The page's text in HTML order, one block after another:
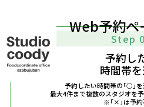
Web予約ペ
Step
予約し
時間帯
予約したい時間帯の「○」
最大4件まで複数のスタジオを
※「×」は予約